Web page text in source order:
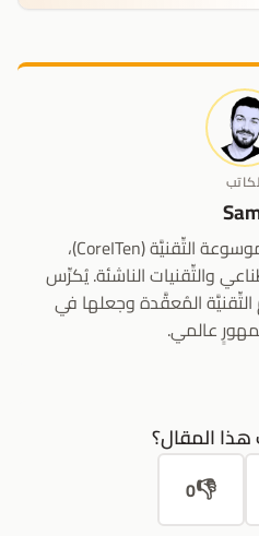
مُؤسِّس ورئيس تحرير الموسوعة التِّقنيَّة (CoreITen)،
والتِّقنيات الناشئة. يُكرِّس
المُعقَّدة وجعلها في
عالمي.
المقال؟
👎
0